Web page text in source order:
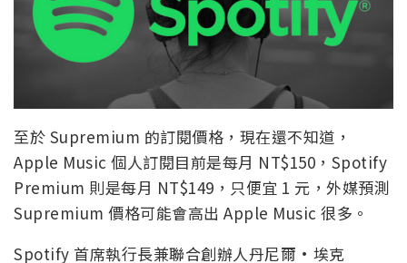
至於 Supremium 的訂閱價格，現在還不知道，
Apple Music 個人訂閱目前是每月 NT$150，Spotify
Premium 則是每月 NT$149，只便宜 1 元，外媒預測
Supremium 價格可能會高出 Apple Music 很多。
Spotify 首席執行長兼聯合創辦人丹尼爾·埃克